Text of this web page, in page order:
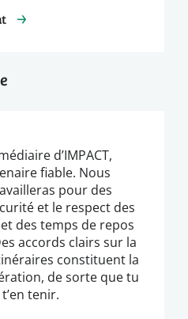
d’IMPACT,
fiable. Nous
pour des
et le respect des
des temps de repos
accords clairs sur la
constituent la
de sorte que tu
tenir.